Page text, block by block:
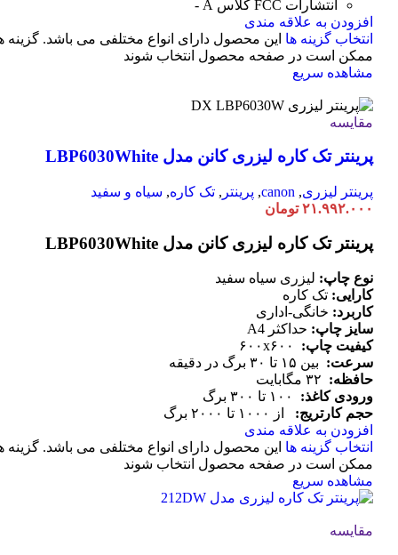
انتشارات FCC کلاس A -
افزودن به علاقه مندی
انتخاب گزینه ها این محصول دارای انواع مختلفی می باشد. گزینه
ممکن است در صفحه محصول انتخاب شوند
مشاهده سریع
مقایسه
پرینتر تک کاره لیزری کانن مدل LBP6030White
پرینتر لیزری,
canon
, پرینتر , تک کاره, سیاه و سفید
۲۱.۹۹۲.۰۰۰ تومان
پرینتر تک کاره لیزری کانن مدل LBP6030White
نوع چاپ: لیزری سیاه سفید
کارایی: تک کاره
کاربرد: خانگی-اداری
سایز چاپ: حداکثر A4
کیفیت چاپ:
۶۰۰x۶۰۰
سرعت: بین ۱۵ تا ۳۰ برگ در دقیقه
حافظه: ۳۲ مگابایت
ورودی کاغذ:
۱۰۰ تا ۳۰۰ برگ
حجم کارتریج:
از ۱۰۰۰ تا ۲۰۰۰ برگ
افزودن به علاقه مندی
انتخاب گزینه ها این محصول دارای انواع مختلفی می باشد. گزینه
ممکن است در صفحه محصول انتخاب شوند
مشاهده سریع
مقایسه